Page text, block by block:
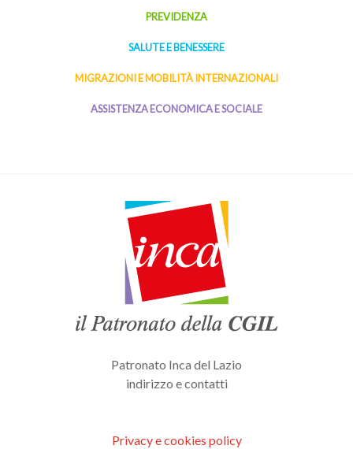
PREVIDENZA
SALUTE E BENESSERE
MIGRAZIONI E MOBILITÀ INTERNAZIONALI
ASSISTENZA ECONOMICA E SOCIALE
Patronato Inca del Lazio
indirizzo e contatti
Privacy e cookies policy